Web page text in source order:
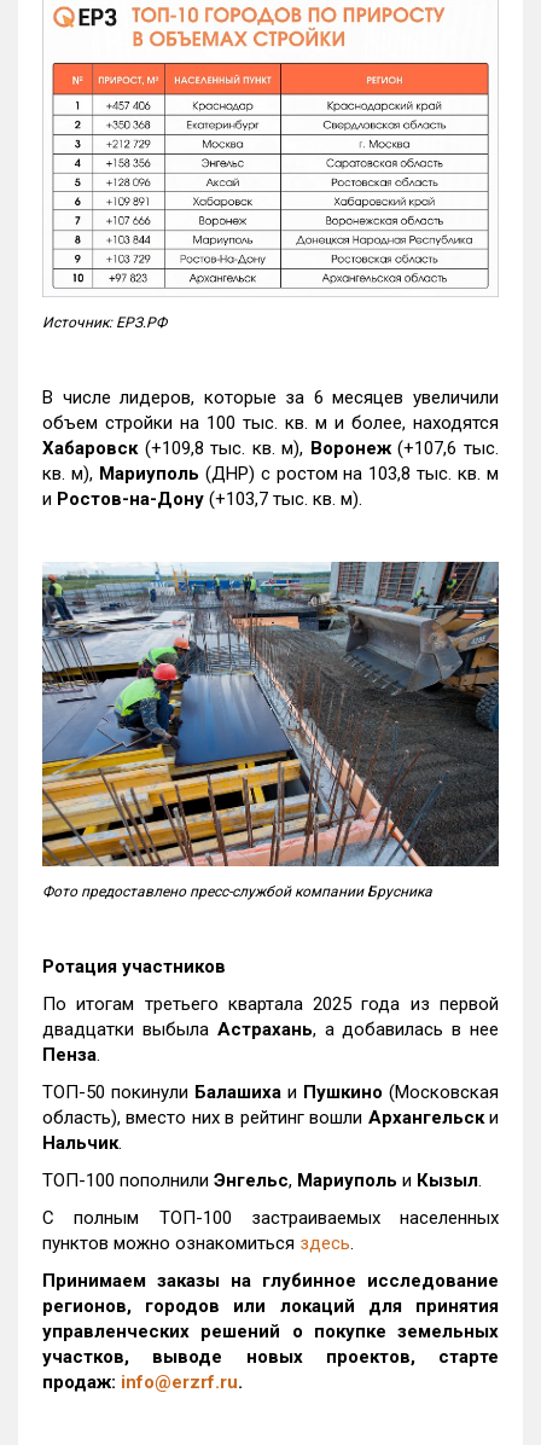
Источник: ЕРЗ.РФ
В числе лидеров, которые за 6 месяцев увеличили
объем стройки на 100 тыс. кв. м и более, находятся
Хабаровск (+109,8 тыс. кв. м), Воронеж(+107,6 тыс.
кв. м), Мариуполь (ДНР) с ростом на 103,8 тыс. кв. м
и Ростов-на-Дону (+103,7 тыс. кв. м).
Фото предоставлено пресс-службой компании Брусника
Ротация участников
По итогам третьего квартала 2025 года из первой
двадцатки выбыла Астрахань, а добавилась в нее
Пенза.
ТОП-50 покинули Балашиха и Пушкино (Московская
область), вместо них в рейтинг вошли Архангельски
Нальчик.
ТОП-100 пополнили Энгельс, Мариуполь и Кызыл.
С полным ТОП-100 застраиваемых населенных
пунктов можно ознакомиться здесь.
Принимаем заказы на глубинное исследование
регионов, городов или локаций для принятия
управленческих решений о покупке земельных
участков, выводе новых проектов, старте
продаж: info@erzrf.ru.